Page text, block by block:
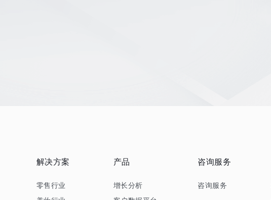
解决方案
零售行业
产品
增长分析
咨询服务
咨询服务